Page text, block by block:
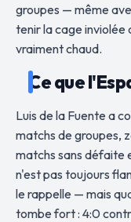
groupes — même
tenir la cage inviolée
vraiment chaud.
Ce que
Luis de la Fuente a
matchs de groupes,
matchs sans défaite
n'est pas toujours
le rappelle — mais
tombe fort : 4:0